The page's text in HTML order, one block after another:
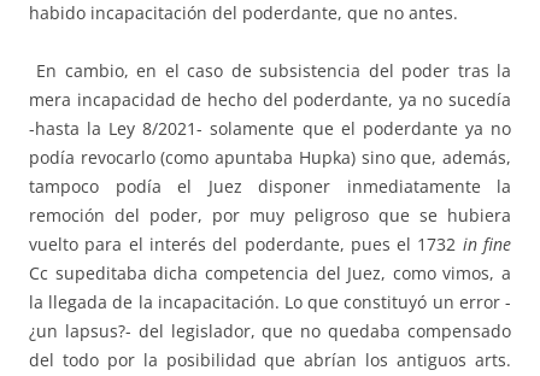
habido incapacitación del poderdante, que no antes.
En cambio, en el caso de subsistencia del poder tras la
mera incapacidad de hecho del poderdante, ya no sucedía
-hasta la Ley 8/2021- solamente que el poderdante ya no
podía revocarlo (como apuntaba Hupka) sino que, además,
tampoco podía el Juez disponer inmediatamente la
remoción del poder, por muy peligroso que se hubiera
vuelto para el interés del poderdante, pues el 1732 in fine
Cc supeditaba dicha competencia del Juez, como vimos, a
la llegada de la incapacitación. Lo que constituyó un error -
¿un lapsus?- del legislador, que no quedaba compensado
del todo por la posibilidad que abrían los antiguos arts.